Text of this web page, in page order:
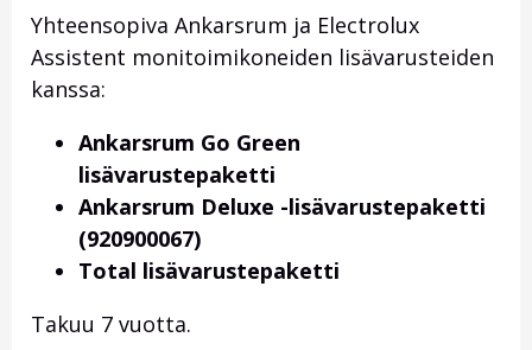
Yhteensopiva Ankarsrum ja Electrolux
Assistent monitoimikoneiden lisävarusteiden
kanssa:
Ankarsrum Go Green
lisävarustepaketti
Ankarsrum Deluxe -lisävarustepaketti
(920900067)
Total lisävarustepaketti
Takuu 7 vuotta.